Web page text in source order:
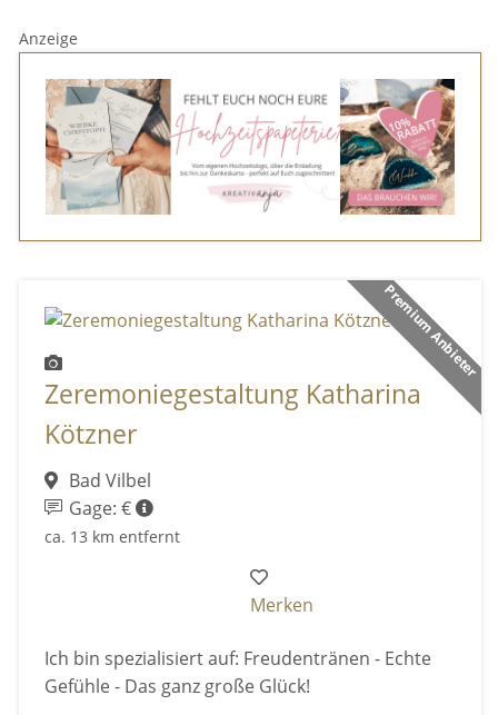
Anzeige
Premium Anbieter
Zeremoniegestaltung Katharina
Kötzner
Bad Vilbel
Gage: €
ca. 13 km entfernt
Merken
Ich bin spezialisiert auf: Freudentränen - Echte
Gefühle - Das ganz große Glück!